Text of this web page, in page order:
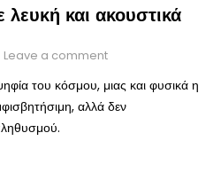
και ακουστικά
Leave a comment
του κόσμου, μιας και φυσικά η
αλλά δεν